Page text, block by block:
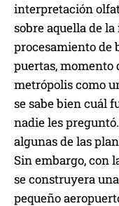
interpretación
sobre aquella de
procesamiento de
puertas, momento
metrópolis como
se sabe bien cuál
nadie les
algunas de las
Sin embargo, con
se construyera
pequeño